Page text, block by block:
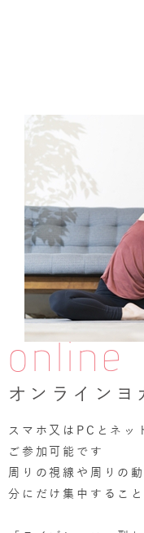
online
オンラインヨ
スマホ又はPCとネッ
ご参加可能です
周りの視線や周りの
分にだけ集中するこ